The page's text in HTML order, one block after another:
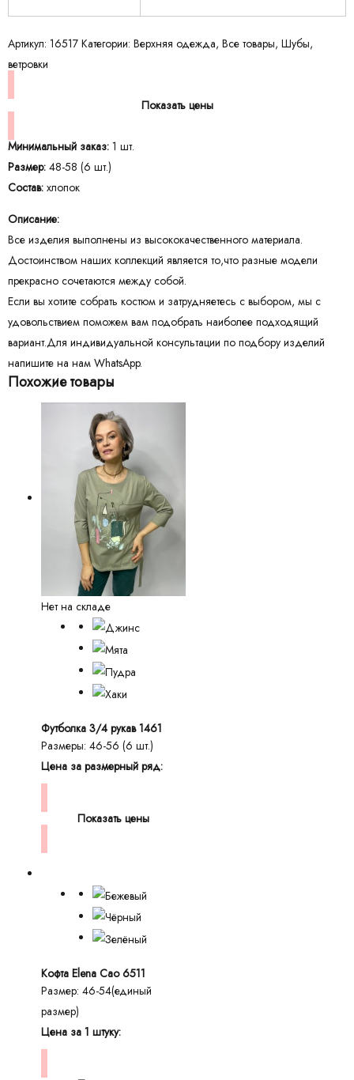
Артикул: 16517 Категории: Верхняя одежда, Все товары, Шубы,
ветровки
Показать цены
Минимальный заказ: 1 шт.
Размер: 48-58 (6 шт.)
Состав: хлопок
Описание:
Все изделия выполнены из высококачественного материала.
Достоинством наших коллекций является то,что разные модели
прекрасно сочетаются между собой.
Если вы хотите собрать костюм и затрудняетесь с выбором, мы с
удовольствием поможем вам подобрать наиболее подходящий
вариант.Для индивидуальной консультации по подбору изделий
напишите на нам WhatsApp.
Похожие товары
Нет на складе
Футболка 3/4 рукав 1461
Размеры: 46-56 (6 шт.)
Цена за размерный ряд:
Показать цены
Кофта Elena Cao 6511
Размер: 46-54(единый
размер)
Цена за 1 штуку: